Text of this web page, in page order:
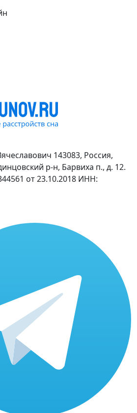
143083, Россия,
р-н, Барвиха п., д. 12.
от 23.10.2018 ИНН: